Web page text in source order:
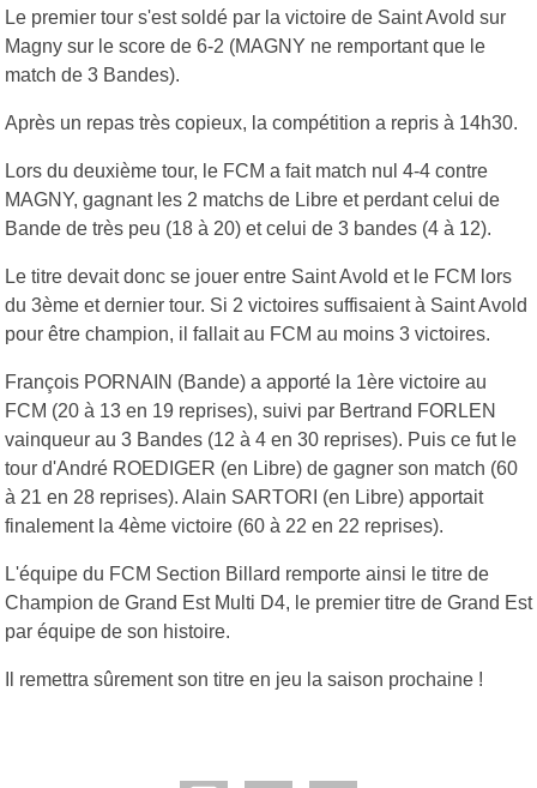
Le premier tour s'est soldé par la victoire de Saint Avold sur
Magny sur le score de 6-2 (MAGNY ne remportant que le
match de 3 Bandes).
Après un repas très copieux, la compétition a repris à 14h30.
Lors du deuxième tour, le FCM a fait match nul 4-4 contre
MAGNY, gagnant les 2 matchs de Libre et perdant celui de
Bande de très peu (18 à 20) et celui de 3 bandes (4 à 12).
Le titre devait donc se jouer entre Saint Avold et le FCM lors
du 3ème et dernier tour. Si 2 victoires suffisaient à Saint Avold
pour être champion, il fallait au FCM au moins 3 victoires.
François PORNAIN (Bande) a apporté la 1ère victoire au
FCM (20 à 13 en 19 reprises), suivi par Bertrand FORLEN
vainqueur au 3 Bandes (12 à 4 en 30 reprises). Puis ce fut le
tour d'André ROEDIGER (en Libre) de gagner son match (60
à 21 en 28 reprises). Alain SARTORI (en Libre) apportait
finalement la 4ème victoire (60 à 22 en 22 reprises).
L'équipe du FCM Section Billard remporte ainsi le titre de
Champion de Grand Est Multi D4, le premier titre de Grand Est
par équipe de son histoire.
Il remettra sûrement son titre en jeu la saison prochaine !